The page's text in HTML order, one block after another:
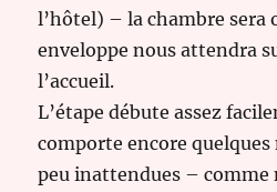
l’hôtel) – la chambre sera
enveloppe nous attendra
l’accueil.
L’étape débute assez
comporte encore quelques
peu inattendues – comme